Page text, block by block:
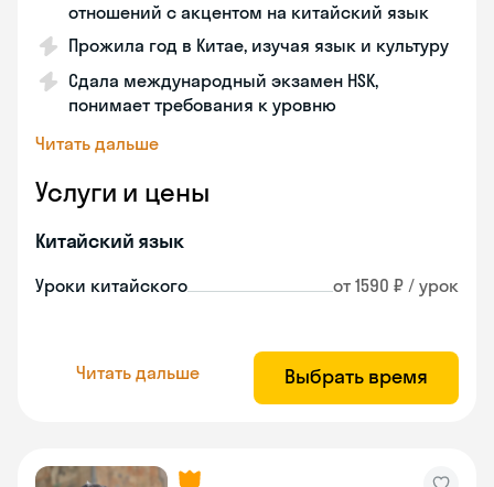
отношений с акцентом на китайский язык
Прожила год в Китае, изучая язык и культуру
Сдала международный экзамен HSK,
понимает требования к уровню
Читать дальше
Услуги и цены
Китайский язык
Уроки китайского от 1590 ₽ / урок
Читать дальше Выбрать время